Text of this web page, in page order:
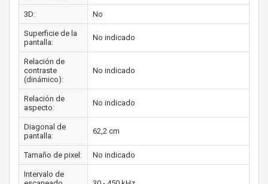
3D: No
Superficie de la
pantalla:
No indicado
Relación de
contraste
(dinámico):
No indicado
Relación de
aspecto:
No indicado
Diagonal de
pantalla:
62,2 cm
Tamaño de pixel: No indicado
Intervalo de